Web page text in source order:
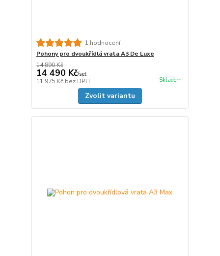
1 hodnocení
Pohony pro dvoukřídlá vrata A3 De Luxe
14 890 Kč
14 490 Kč/set
11 975 Kč bez DPH Skladem
Zvolit variantu